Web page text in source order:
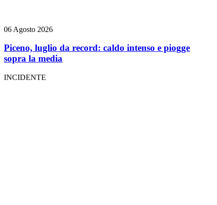
06 Agosto 2026
Piceno, luglio da record: caldo intenso e piogge
sopra la media
INCIDENTE